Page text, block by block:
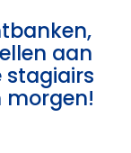
aan
stagiairs
morgen!